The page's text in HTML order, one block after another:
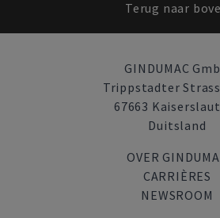
Terug naar
GINDUMAC
Trippstadter
67663
Duitsland
OVER
CARRIÈRES
NEWSROOM